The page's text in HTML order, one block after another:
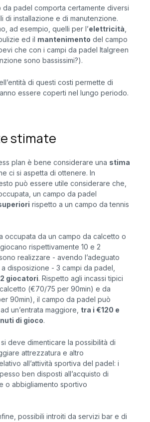
da padel comporta certamente diversi
di installazione e di manutenzione.
ad esempio, quelli per l’elettricità,
ed il mantenimento del campo
che con i campi da padel Italgreen
sono bassissimi?).
di questi costi permette di
essere coperti nel lungo periodo.
stimate
plan è bene considerare una stima
ci si aspetta di ottenere. In
può essere utile considerare che,
un campo da padel
rispetto a un campo da tennis
occupata da un campo da calcetto o
rispettivamente 10 e 2
realizzare - avendo l’adeguato
disposizione - 3 campi da padel,
giocatori. Rispetto agli incassi tipici
(€70/75 per 90min) e da
90min), il campo da padel può
un’entrata maggiore, tra i €120 e
di gioco.
deve dimenticare la possibilità di
attrezzatura e altro
all’attività sportiva del padel: i
ben disposti all’acquisto di
o abbigliamento sportivo
possibili introiti da servizi bar e di